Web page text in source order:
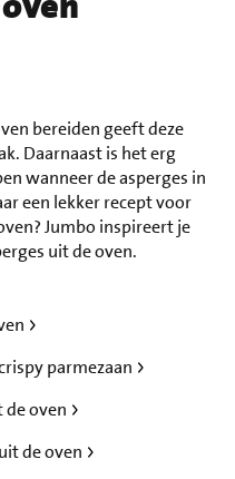
bereiden geeft deze
Daarnaast is het erg
wanneer de asperges in
een lekker recept voor
Jumbo inspireert je
uit de oven.
parmezaan
de oven
de oven